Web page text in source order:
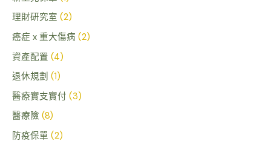
理財研究室 (2)
癌症 x 重大傷病 (2)
資產配置 (4)
退休規劃 (1)
醫療實支實付 (3)
醫療險 (8)
防疫保單 (2)